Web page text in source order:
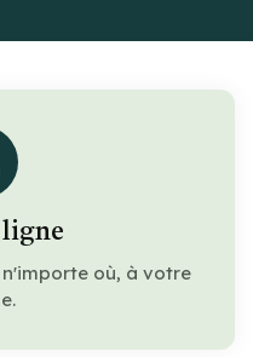
ligne
où, à votre